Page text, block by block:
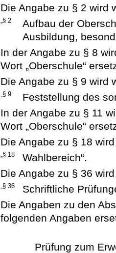
Die Angabe zu § 2 wird
„§ 2
Aufbau der
Ausbildung,
In der Angabe zu § 8
Wort „Oberschule“
Die Angabe zu § 9 wird
„§ 9 Feststellung des
In der Angabe zu § 11
Wort „Oberschule“
Die Angabe zu § 18
„§ 18 Wahlbereich“.
Die Angabe zu § 36
„§ 36 Schriftliche
Die Angaben zu den
folgenden Angaben
Prüfung zum